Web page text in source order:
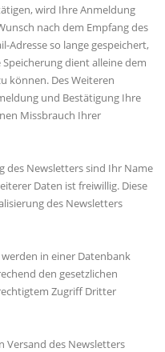
wird Ihre Anmeldung
nach dem Empfang des
Adresse so lange gespeichert,
dient alleine dem
können. Des Weiteren
und Bestätigung Ihre
Missbrauch Ihrer
des Newsletters sind Ihr Name
Daten ist freiwillig. Diese
des Newsletters
in einer Datenbank
den gesetzlichen
Zugriff Dritter
Versand des Newsletters